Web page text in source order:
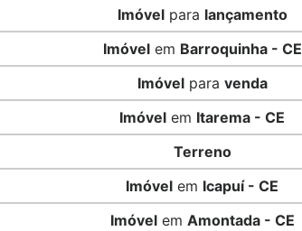
Imóvel para lançamento
Imóvelem Barroquinha - CE
Imóvelpara venda
Imóvel em Itarema - CE
Terreno
Imóvel em Icapuí - CE
Imóvelem Amontada - CE